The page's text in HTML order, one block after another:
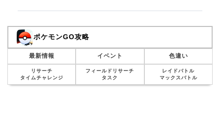
ポケモンGO攻略
最新情報 イベント 色違い
リサーチ
タイムチャレンジ
フィールドリサーチ
タスク
レイドバトル
マックスバトル